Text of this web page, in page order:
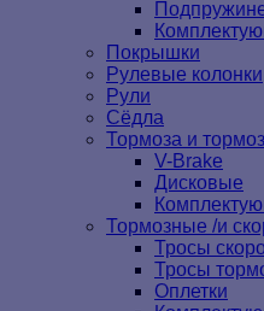
Покрышки
Рулевые колонки
Рули
Сёдла
Тормоза и
V-Brake
Дисковые
Тормозные /и
Тросы
Тросы
Оплетки